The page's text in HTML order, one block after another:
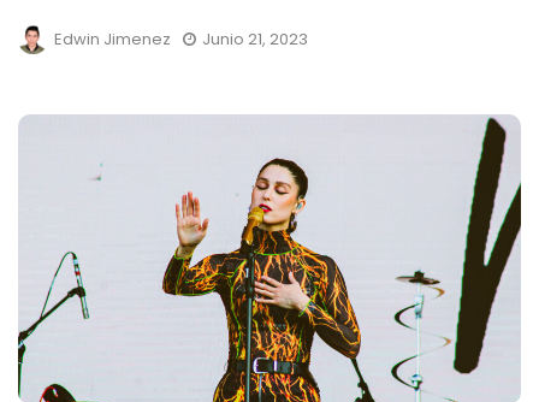
Edwin Jimenez Junio 21, 2023